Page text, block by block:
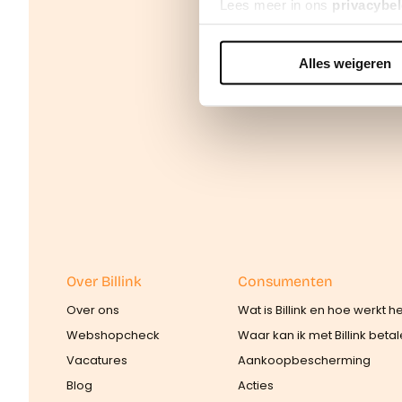
Lees meer in ons
We werken samen met42
Alles weigeren
Over Billink
Over ons
Webshopcheck
Vacatures
Blog
Consumenten
Wat is Billink en hoe werkt
Waar kan ik met Billink
Aankoopbescherming
Acties